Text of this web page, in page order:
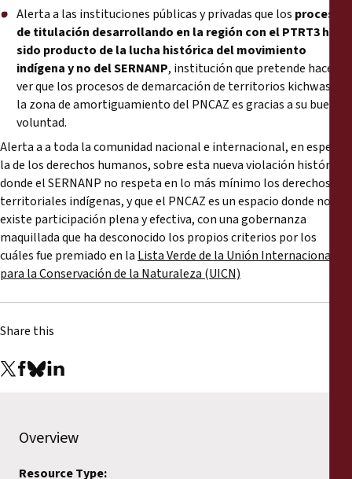
Alerta a las instituciones públicas y privadas que los procesos
de titulación desarrollando en la región con elPTRT3han
sido producto de la lucha histórica del movimiento
indígena y no del SERNANP, institución que pretende hacer
ver que los procesos de demarcación de territorios kichwas en
la zona de amortiguamiento del PNCAZ es gracias a su buena
voluntad.
Alerta a a toda la comunidad nacional e internacional, en especial
la de los derechos humanos, sobre esta nueva violación histórica
donde el SERNANP no respeta en lo más mínimo los derechos
territoriales indígenas, y que el PNCAZ es un espacio donde no
existe participación plena y efectiva, con una gobernanza
maquillada que ha desconocido los propios criterios por los
cuáles fue premiado en la Lista Verde de la Unión Internacional
para la Conservación de la Naturaleza (UICN)
Share this
Overview
Resource Type: